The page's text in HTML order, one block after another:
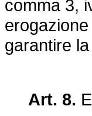
comma 3,
garantire
Art. 8.